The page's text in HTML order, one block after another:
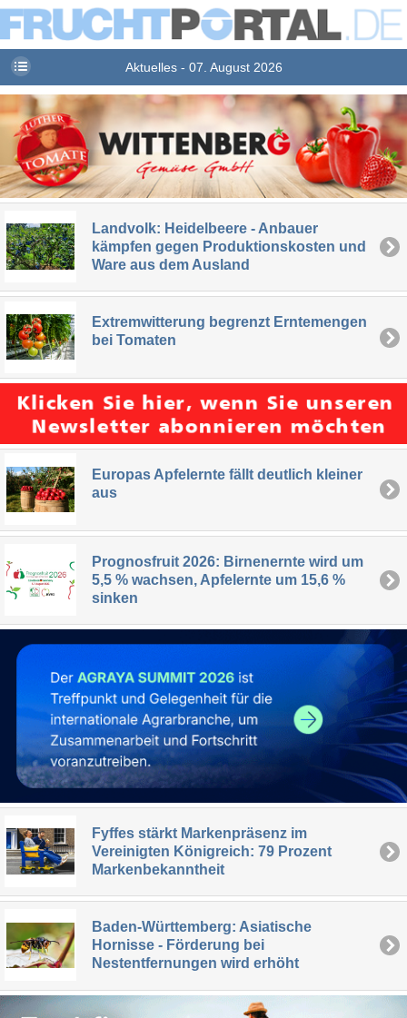
Aktuelles - 07. August 2026
Landvolk: Heidelbeere - Anbauer
kämpfen gegen Produktionskosten und
Ware aus dem Ausland
Extremwitterung begrenzt Erntemengen
bei Tomaten
Europas Apfelernte fällt deutlich kleiner
aus
Prognosfruit 2026: Birnenernte wird um
5,5 % wachsen, Apfelernte um 15,6 %
sinken
Fyffes stärkt Markenpräsenz im
Vereinigten Königreich: 79 Prozent
Markenbekanntheit
Baden-Württemberg: Asiatische
Hornisse - Förderung bei
Nestentfernungen wird erhöht